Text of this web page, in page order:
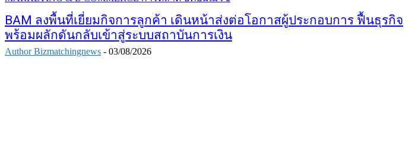
BAM ลงพื้นที่เยี่ยมกิจการลูกค้า เดินหน้าส่งต่อโอกาสผู้ประกอบการ ฟื้นธุรกิจ
พร้อมผลักดันกลับเข้าสู่ระบบสถาบันการเงิน
Author Bizmatchingnews - 03/08/2026